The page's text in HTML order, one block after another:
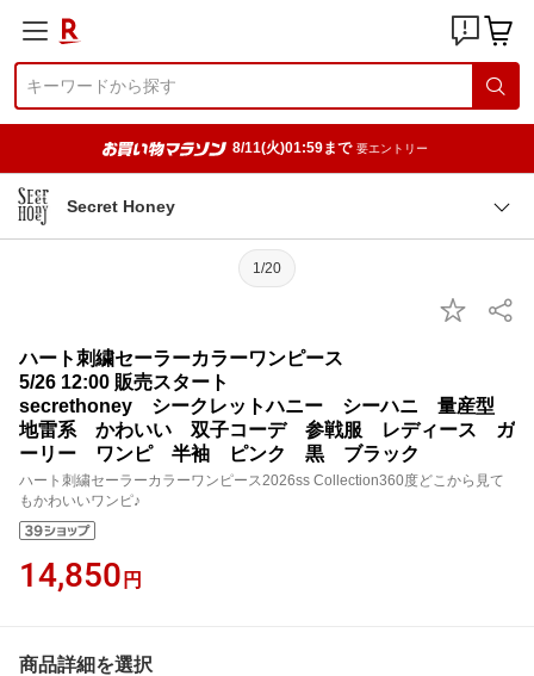
8/11(火)01:59まで 要エントリー
Secret Honey
1/20
ハート刺繍セーラーカラーワンピース
5/26 12:00 販売スタート
secrethoney シークレットハニー シーハニ 量産型
地雷系 かわいい 双子コーデ 参戦服 レディース ガ
ーリー ワンピ 半袖 ピンク 黒 ブラック
ハート刺繍セーラーカラーワンピース2026ss Collection360度どこから見て
もかわいいワンピ♪
14,850 円
商品詳細を選択